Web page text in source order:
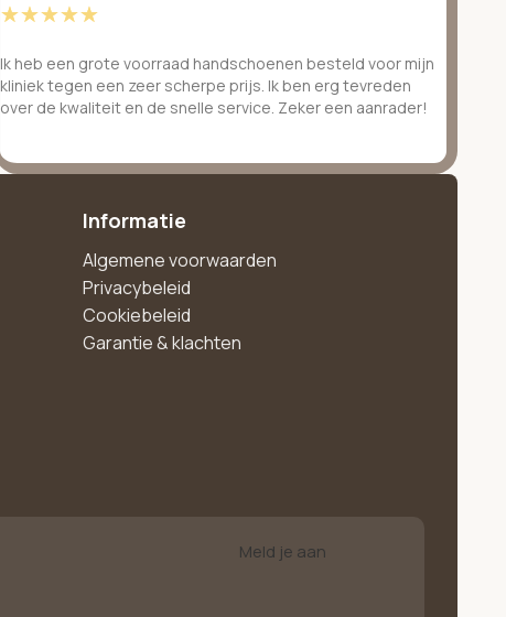
☆☆☆☆☆
Ik heb een grote voorraad handschoenen besteld voor mijn
kliniek tegen een zeer scherpe prijs. Ik ben erg tevreden
over de kwaliteit en de snelle service. Zeker een aanrader!
Informatie
Algemene voorwaarden
Privacybeleid
Cookiebeleid
Garantie & klachten
Meld je aan